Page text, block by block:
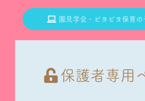
園見学会・ピヨピヨ保育の
保護者専用